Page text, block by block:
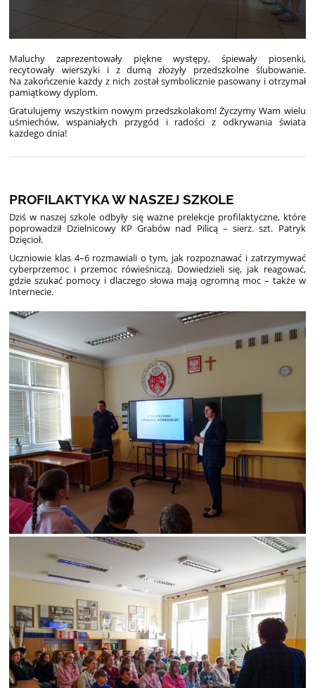
Maluchy zaprezentowały piękne występy, śpiewały piosenki,
recytowały wierszyki i z dumą złożyły przedszkolne ślubowanie.
Na zakończenie każdy z nich został symbolicznie pasowany i otrzymał
pamiątkowy dyplom.
Gratulujemy wszystkim nowym przedszkolakom! Życzymy Wam wielu
uśmiechów, wspaniałych przygód i radości z odkrywania świata
każdego dnia!
PROFILAKTYKA W NASZEJ SZKOLE
Dziś w naszej szkole odbyły się ważne prelekcje profilaktyczne, które
poprowadził Dzielnicowy KP Grabów nad Pilicą – sierż. szt. Patryk
Dzięcioł.
Uczniowie klas 4–6 rozmawiali o tym, jak rozpoznawać i zatrzymywać
cyberprzemoc i przemoc rówieśniczą. Dowiedzieli się, jak reagować,
gdzie szukać pomocy i dlaczego słowa mają ogromną moc – także w
Internecie.